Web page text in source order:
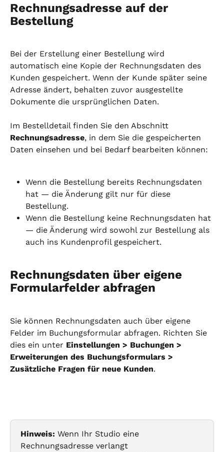
Rechnungsadresse auf der
Bestellung
Bei der Erstellung einer Bestellung wird
automatisch eine Kopie der Rechnungsdaten des
Kunden gespeichert. Wenn der Kunde später seine
Adresse ändert, behalten zuvor ausgestellte
Dokumente die ursprünglichen Daten.
Im Bestelldetail finden Sie den Abschnitt
Rechnungsadresse, in dem Sie die gespeicherten
Daten einsehen und bei Bedarf bearbeiten können:
Wenn die Bestellung bereits Rechnungsdaten
hat — die Änderung gilt nur für diese
Bestellung.
Wenn die Bestellung keine Rechnungsdaten hat
— die Änderung wird sowohl zur Bestellung als
auch ins Kundenprofil gespeichert.
Rechnungsdaten über eigene
Formularfelder abfragen
Sie können Rechnungsdaten auch über eigene
Felder im Buchungsformular abfragen. Richten Sie
dies ein unter Einstellungen > Buchungen >
Erweiterungen des Buchungsformulars >
Zusätzliche Fragen für neue Kunden.
Hinweis: Wenn Ihr Studio eine
Rechnungsadresse verlangt